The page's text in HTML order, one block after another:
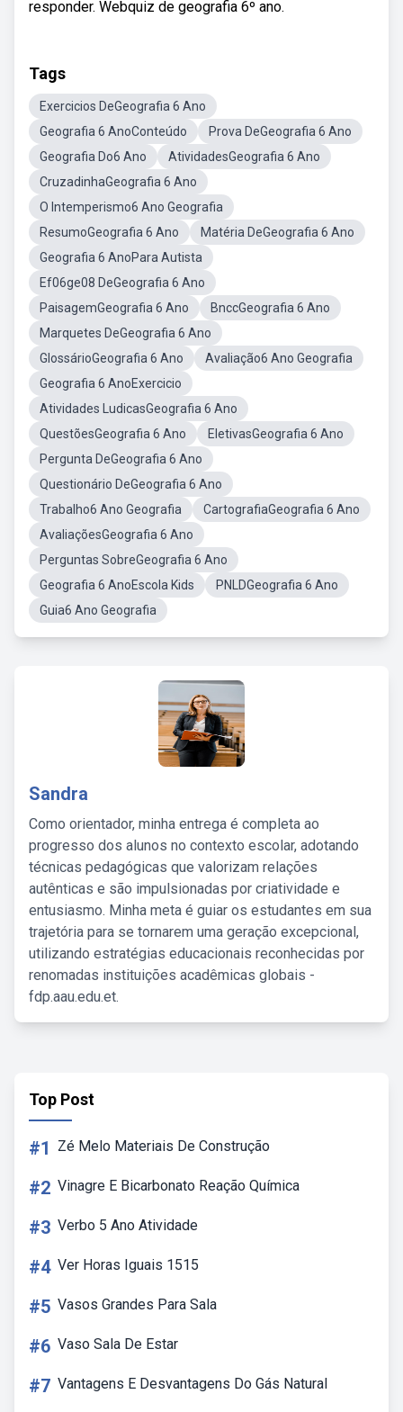
responder. Webquiz de geografia 6º ano.
Tags
Exercicios DeGeografia 6 Ano
Geografia 6 AnoConteúdo
Prova DeGeografia 6 Ano
Geografia Do6 Ano
AtividadesGeografia 6 Ano
CruzadinhaGeografia 6 Ano
O Intemperismo6 Ano Geografia
ResumoGeografia 6 Ano
Matéria DeGeografia 6 Ano
Geografia 6 AnoPara Autista
Ef06ge08 DeGeografia 6 Ano
PaisagemGeografia 6 Ano
BnccGeografia 6 Ano
Marquetes DeGeografia 6 Ano
GlossárioGeografia 6 Ano
Avaliação6 Ano Geografia
Geografia 6 AnoExercicio
Atividades LudicasGeografia 6 Ano
QuestõesGeografia 6 Ano
EletivasGeografia 6 Ano
Pergunta DeGeografia 6 Ano
Questionário DeGeografia 6 Ano
Trabalho6 Ano Geografia
CartografiaGeografia 6 Ano
AvaliaçõesGeografia 6 Ano
Perguntas SobreGeografia 6 Ano
Geografia 6 AnoEscola Kids
PNLDGeografia 6 Ano
Guia6 Ano Geografia
Sandra
Como orientador, minha entrega é completa ao
progresso dos alunos no contexto escolar, adotando
técnicas pedagógicas que valorizam relações
autênticas e são impulsionadas por criatividade e
entusiasmo. Minha meta é guiar os estudantes em sua
trajetória para se tornarem uma geração excepcional,
utilizando estratégias educacionais reconhecidas por
renomadas instituições acadêmicas globais -
fdp.aau.edu.et.
Top Post
#1 Zé Melo Materiais De Construção
#2 Vinagre E Bicarbonato Reação Química
#3 Verbo 5 Ano Atividade
#4 Ver Horas Iguais 1515
#5 Vasos Grandes Para Sala
#6 Vaso Sala De Estar
#7 Vantagens E Desvantagens Do Gás Natural